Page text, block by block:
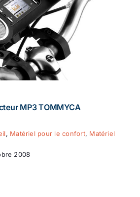
MP3 TOMMYCA
, Matériel pour le confort, Matériel
2008